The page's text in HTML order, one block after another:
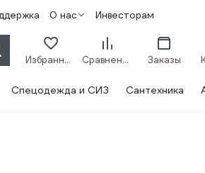
О нас Инвесторам
Избранное Сравнение Заказы
Спецодежда и СИЗ Сантехника